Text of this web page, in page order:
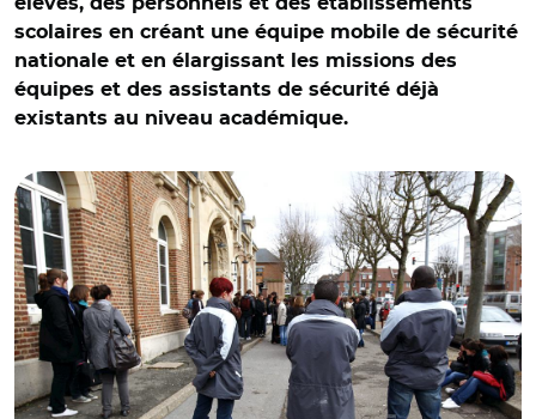
scolaires en créant une équipe mobile de sécurité
nationale et en élargissant les missions des
équipes et des assistants de sécurité déjà
existants au niveau académique.
© Nicolas TAVERNIER-REA/ Une équipe mobile de sécurite